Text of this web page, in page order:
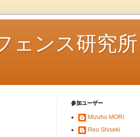
ェンス研究所
参加ユーザー
Mizuho MORI
Reo Shiseki